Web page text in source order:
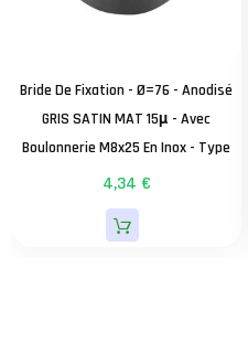
Bride De Fixation - Ø=76 - Anodisé
GRIS SATIN MAT 15µ - Avec
Boulonnerie M8x25 En Inox - Type
G2000 - Montée
4,34 €